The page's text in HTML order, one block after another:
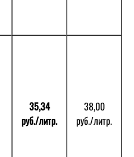
35,34
руб./литр.
38,00
руб./литр.